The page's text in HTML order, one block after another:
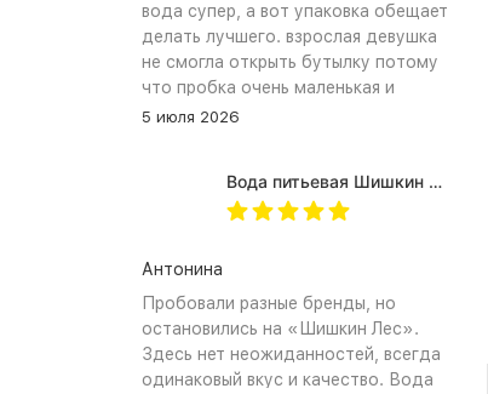
вода супер, а вот упаковка обещает
делать лучшего. взрослая девушка
не смогла открыть бутылку потому
что пробка очень маленькая и
неудобное расположение
затрудняет открытию бутылка.
Плюс рубцы на пробке мелкие, что
5 июля 2026
Вода питьевая Шишкин лес в (одноразовой) таре 19 литров
Антонина
Пробовали разные бренды, но
остановились на «Шишкин Лес».
Здесь нет неожиданностей, всегда
одинаковый вкус и качество. Вода